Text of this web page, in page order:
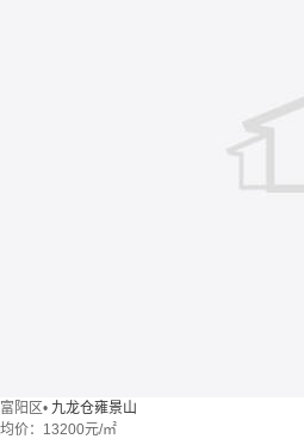
富阳区• 九龙仓雍景山
均价： 13200元/㎡